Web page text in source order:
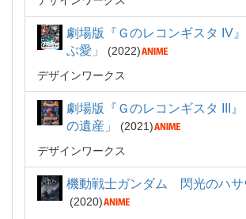
劇場版『Ｇのレコンギスタ IV
ぶ愛」
2022
デザインワークス
劇場版『Ｇのレコンギスタ III
の遺産」
2021
デザインワークス
機動戦士ガンダム 閃光のハサ
2020